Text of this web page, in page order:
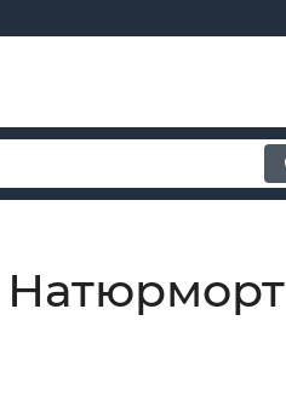
Натюрморт